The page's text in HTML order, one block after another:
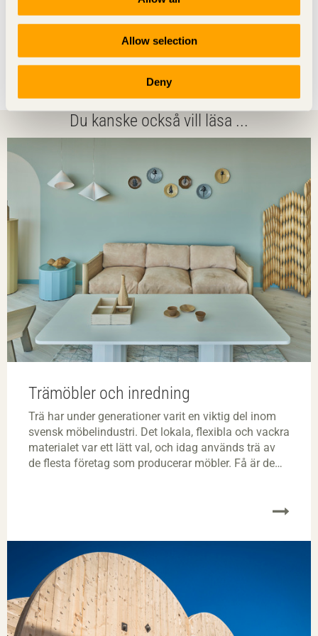
Allow selection
Deny
ljus, rörelse/ergonomi, komfort, ljudmiljö,
* Läs mer om industriellt byggande i trä – nuläge och
Digitala Vetenskapliga Arkivet
Du kanske också vill läsa ...
Trämöbler och inredning
Trä har under generationer varit en viktig del inom
svensk möbelindustri. Det lokala, flexibla och vackra
materialet var ett lätt val, och idag används trä av
de flesta företag som producerar möbler. Få är de